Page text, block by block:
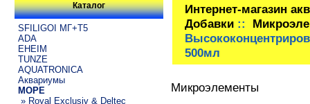
Каталог
SFILIGOI МГ+Т5
ADA
EHEIM
TUNZE
AQUATRONICA
Аквариумы
МОРЕ
» Royal Exclusiv & Deltec
Интернет-магазин
Добавки::
500мл
Микроэлементы